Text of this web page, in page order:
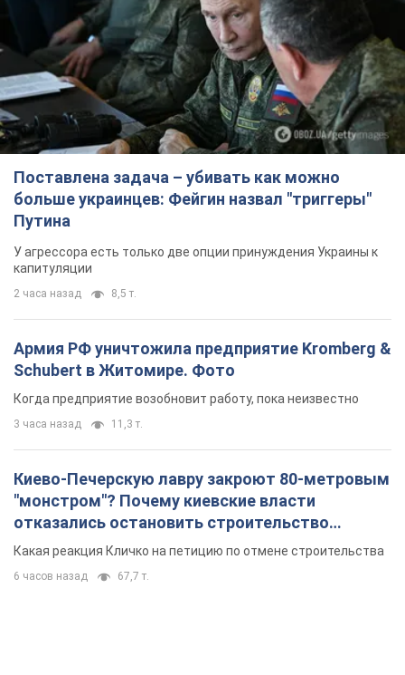
Поставлена задача – убивать как можно
больше украинцев: Фейгин назвал "триггеры"
Путина
У агрессора есть только две опции принуждения Украины к
капитуляции
2 часа назад 8,5 т.
Армия РФ уничтожила предприятие Kromberg &
Schubert в Житомире. Фото
Когда предприятие возобновит работу, пока неизвестно
3 часа назад 11,3 т.
Киево-Печерскую лавру закроют 80-метровым
"монстром"? Почему киевские власти
отказались остановить строительство
небоскреба "московского верующего"
Какая реакция Кличко на петицию по отмене строительства
6 часов назад 67,7 т.